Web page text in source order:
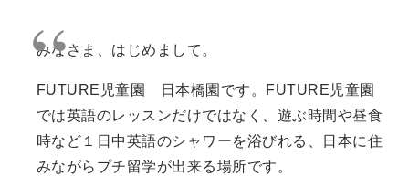
みなさま、はじめまして。
FUTURE児童園 日本橋園です。FUTURE児童園
では英語のレッスンだけではなく、遊ぶ時間や昼食
時など１日中英語のシャワーを浴びれる、日本に住
みながらプチ留学が出来る場所です。